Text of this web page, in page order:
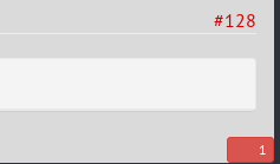
#128
1